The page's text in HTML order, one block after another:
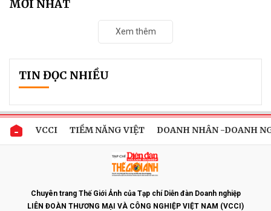
MỚI NHẤT
Xem thêm
TIN ĐỌC NHIỀU
VCCI TIỀM NĂNG VIỆT DOANH NHÂN -DOANH
Chuyên trang Thế Giới Ảnh của Tạp chí Diễn đàn Doanh nghiệp
LIÊN ĐOÀN THƯƠNG MẠI VÀ CÔNG NGHIỆP VIỆT NAM (VCCI)